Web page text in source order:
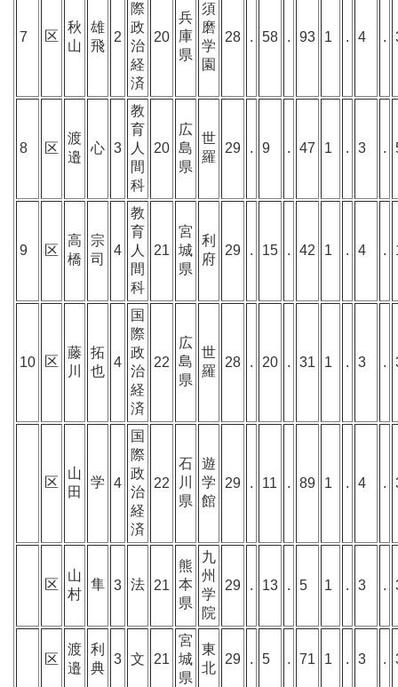
7 区
秋
山
雄
飛
2
際
政
治
経
済
20
兵
庫
県
須
磨
学
園
28 . 58 . 93 1 . 4 .
8 区
渡
邉
心 3
教
育
人
間
科
20
広
島
県
世
羅
29 . 9 . 47 1 . 3 .
9 区
高
橋
宗
司
4
教
育
人
間
科
21
宮
城
県
利
府
29 . 15 . 42 1 . 4 .
10 区
藤
川
拓
也
4
国
際
政
治
経
済
22
広
島
県
世
羅
28 . 20 . 31 1 . 3 .
区
山
田
学 4
国
際
政
治
経
済
22
石
川
県
遊
学
館
29 . 11 . 89 1 . 4 .
区
山
村
隼 3 法 21
熊
本
県
九
州
学
院
29 . 13 . 5 1 . 3 .
区
渡
邉
利
典
3 文 21
宮
城
県
東
北
29 . 5 . 71 1 . 3 .